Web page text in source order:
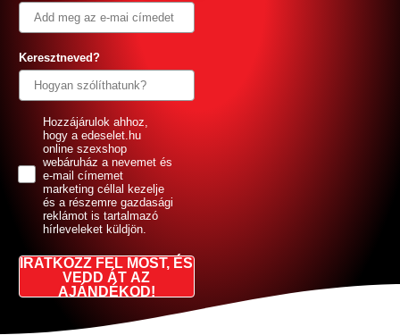
Keresztneved?
GDPRHozzájárulok ahhoz,
hogy a edeselet.hu
online szexshop
webáruház a nevemet és
e-mail címemet
marketing céllal kezelje
és a részemre gazdasági
reklámot is tartalmazó
hírleveleket küldjön.
IRATKOZZ FEL MOST, ÉS
VEDD ÁT AZ
AJÁNDÉKOD!